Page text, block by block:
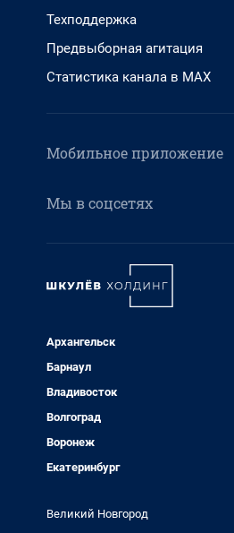
Техподдержка
Предвыборная агитация
Статистика канала в MAX
Мобильное приложение
Мы в соцсетях
Архангельск
Барнаул
Владивосток
Волгоград
Воронеж
Екатеринбург
Великий Новгород